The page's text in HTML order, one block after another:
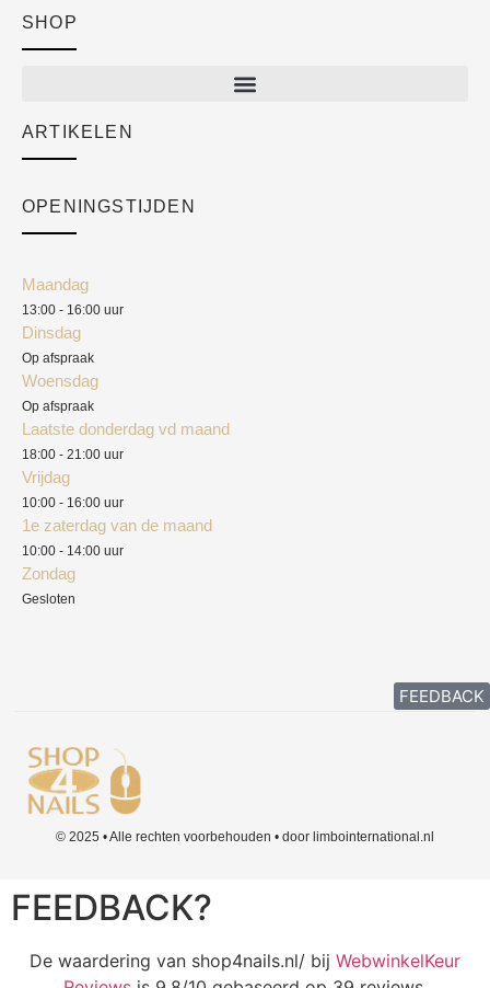
Academy
SHOP
ARTIKELEN
OPENINGSTIJDEN
Maandag
13:00 - 16:00 uur
Dinsdag
Op afspraak
Woensdag
Op afspraak
Laatste donderdag vd maand
18:00 - 21:00 uur
Vrijdag
10:00 - 16:00 uur
1e zaterdag van de maand
10:00 - 14:00 uur
Zondag
Gesloten
© 2025 • Alle rechten voorbehouden • door limbointernational.nl
FEEDBACK?
FEEDBACK
De waardering van shop4nails.nl/ bij WebwinkelKeur